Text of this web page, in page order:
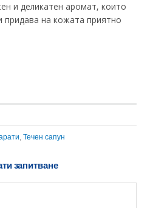
и деликатен аромат, които
придава на кожата приятно
,Течен сапун
запитване